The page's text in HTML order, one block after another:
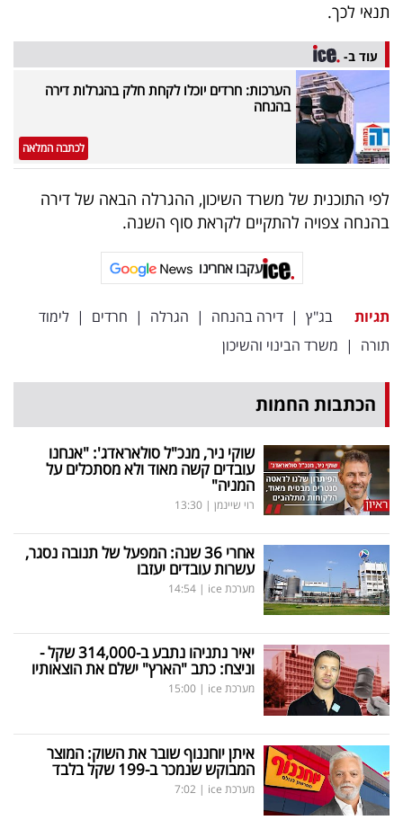
תנאי לכך.
עוד ב-
הערכות: חרדים יוכלו לקחת חלק בהגרלות דירה
בהנחה
לכתבה המלאה
לפי התוכנית של משרד השיכון, ההגרלה הבאה של דירה
בהנחה צפויה להתקיים לקראת סוף השנה.
עקבו אחרינו
תגיות בג"ץ | דירה בהנחה | הגרלה | חרדים | לימוד
תורה | משרד הבינוי והשיכון
הכתבות החמות
שוקי ניר, מנכ"ל סולאראדג': "אנחנו
עובדים קשה מאוד ולא מסתכלים על
המניה"
רוי שיינמן |
13:30
אחרי 36 שנה: המפעל של תנובה נסגר,
עשרות עובדים יעזבו
מערכת ice |
14:54
יאיר נתניהו נתבע ב-314,000 שקל -
וניצח: כתב "הארץ" ישלם את הוצאותיו
מערכת ice |
15:00
איתן יוחננוף שובר את השוק: המוצר
המבוקש שנמכר ב-199 שקל בלבד
מערכת ice |
7:02